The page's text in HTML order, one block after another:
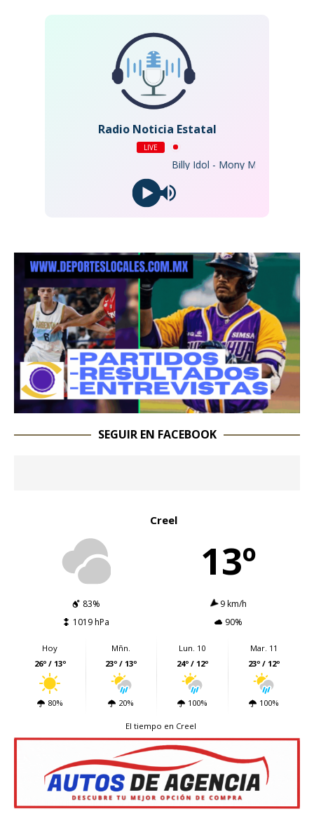
Radio Noticia Estatal
LIVE
Billy Idol - Mony Mony
SEGUIR EN FACEBOOK
Creel
13º
83%
9 km/h
1019 hPa
90%
Hoy
26º / 13º
80%
Mñn.
23º / 13º
20%
Lun. 10
24º / 12º
100%
Mar. 11
23º / 12º
100%
El tiempo en Creel